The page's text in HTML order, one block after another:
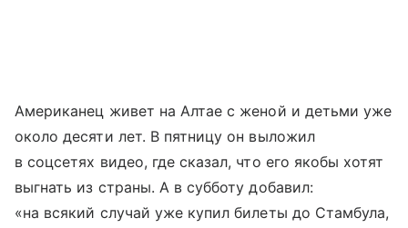
Американец живет на Алтае с женой и детьми уже
около десяти лет. В пятницу он выложил
в соцсетях видео, где сказал, что его якобы хотят
выгнать из страны. А в субботу добавил:
«на всякий случай уже купил билеты до Стамбула,